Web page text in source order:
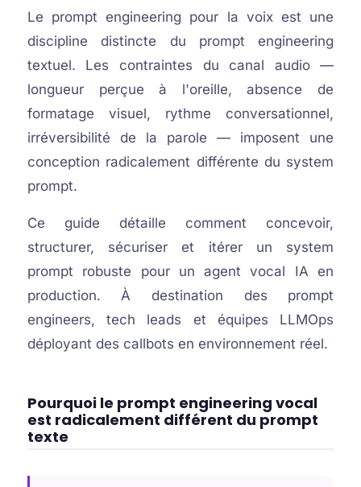
Le prompt engineering pour la voix est une
discipline distincte du prompt engineering
textuel. Les contraintes du canal audio —
longueur perçue à l'oreille, absence de
formatage visuel, rythme conversationnel,
irréversibilité de la parole — imposent une
conception radicalement différente du system
prompt.
Ce guide détaille comment concevoir,
structurer, sécuriser et itérer un system
prompt robuste pour un agent vocal IA en
production. À destination des prompt
engineers, tech leads et équipes LLMOps
déployant des callbots en environnement réel.
Pourquoi le prompt engineering vocal
est radicalement différent du prompt
texte